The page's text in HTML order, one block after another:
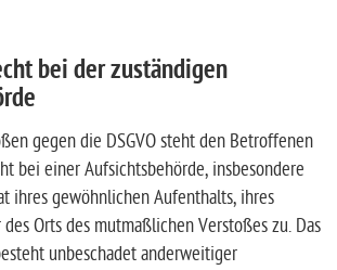
bei der zuständigen
gegen die DSGVO steht den Betroffenen
bei einer Aufsichtsbehörde, insbesondere
ihres gewöhnlichen Aufenthalts, ihres
Orts des mutmaßlichen Verstoßes zu. Das
unbeschadet anderweitiger